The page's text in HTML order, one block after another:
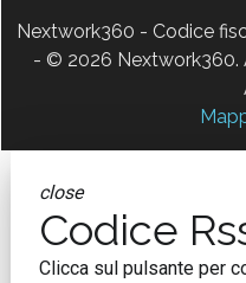
Nextwork360 - Codice
- © 2026 Nextwork360.
close
Codice
Clicca sul pulsante per